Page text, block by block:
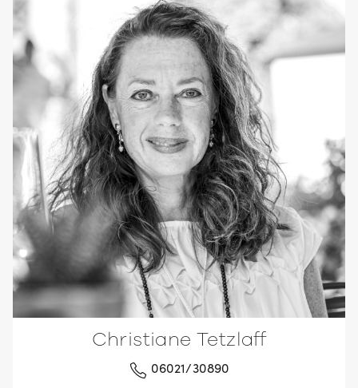
Christiane Tetzlaff
06021/30890